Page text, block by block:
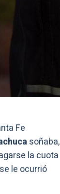
Fe
soñaba,
la cuota
le ocurrió